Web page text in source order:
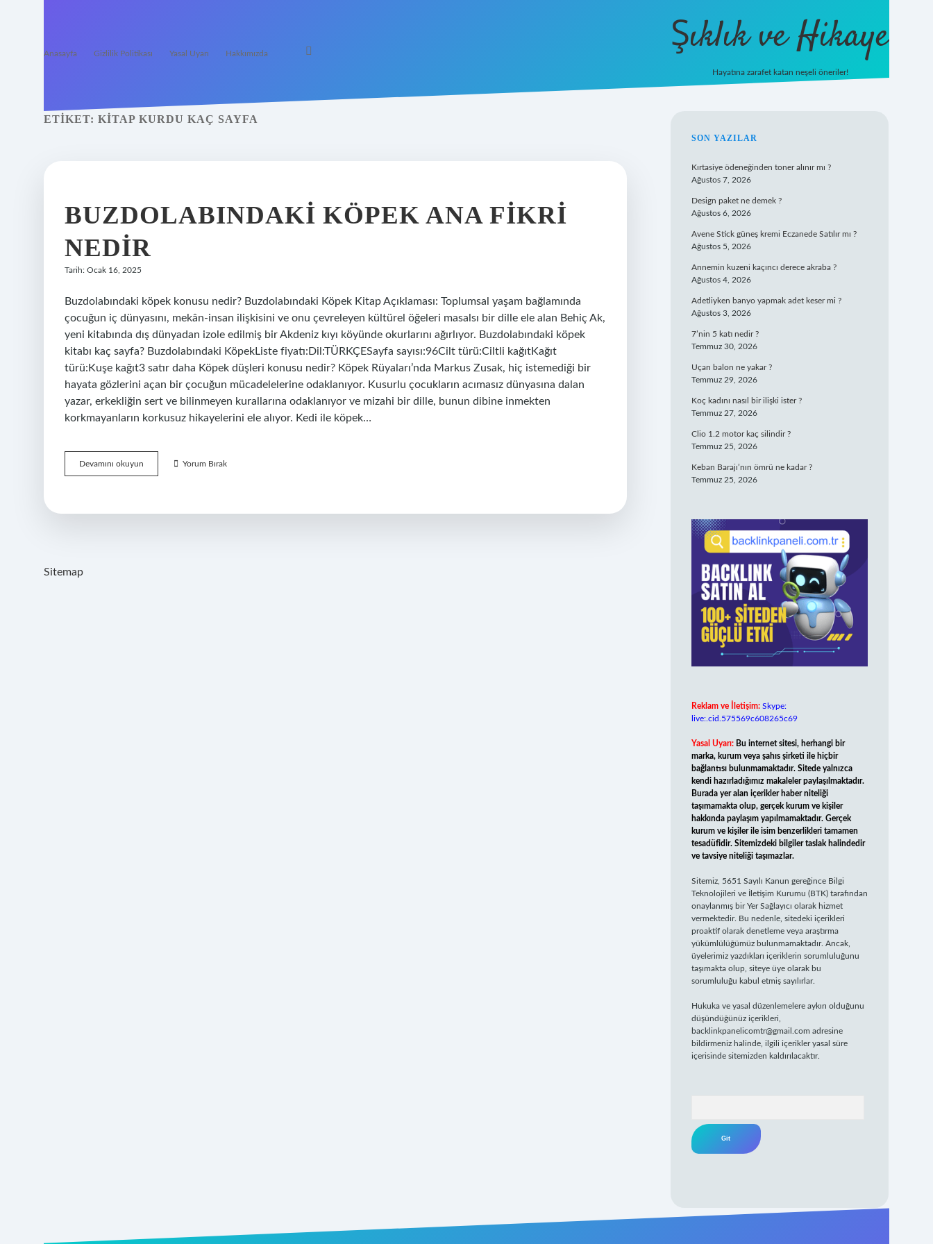
Anasayfa Gizlilik Politikası Yasal Uyarı Hakkımızda Şıklık ve Hikaye
Hayatına zarafet katan neşeli öneriler!
ETIKET: KITAP KURDU KAÇ SAYFA
BUZDOLABINDAKI KÖPEK ANA FIKRI
NEDIR
Tarih: Ocak 16, 2025
Buzdolabındaki köpek konusu nedir? Buzdolabındaki Köpek Kitap Açıklaması: Toplumsal yaşam bağlamında
çocuğun iç dünyasını, mekân-insan ilişkisini ve onu çevreleyen kültürel öğeleri masalsı bir dille ele alan Behiç Ak,
yeni kitabında dış dünyadan izole edilmiş bir Akdeniz kıyı köyünde okurlarını ağırlıyor. Buzdolabındaki köpek
kitabı kaç sayfa? Buzdolabındaki KöpekListe fiyatı:Dil:TÜRKÇESayfa sayısı:96Cilt türü:Ciltli kağıtKağıt
türü:Kuşe kağıt3 satır daha Köpek düşleri konusu nedir? Köpek Rüyaları’nda Markus Zusak, hiç istemediği bir
hayata gözlerini açan bir çocuğun mücadelelerine odaklanıyor. Kusurlu çocukların acımasız dünyasına dalan
yazar, erkekliğin sert ve bilinmeyen kurallarına odaklanıyor ve mizahi bir dille, bunun dibine inmekten
korkmayanların korkusuz hikayelerini ele alıyor. Kedi ile köpek…
Devamını okuyun Buzdolabındaki
Köpek
Nedir
Yorum Bırak
Sitemap
SIDEBAR
SON YAZILAR
Kırtasiye ödeneğinden toner alınır mı ?
Ağustos 7, 2026
Design paket ne demek ?
Ağustos 6, 2026
Avene Stick güneş kremi Eczanede Satılır mı ?
Ağustos 5, 2026
Annemin kuzeni kaçıncı derece akraba ?
Ağustos 4, 2026
Adetliyken banyo yapmak adet keser mi ?
Ağustos 3, 2026
7’nin 5 katı nedir ?
Temmuz 30, 2026
Uçan balon ne yakar ?
Temmuz 29, 2026
Koç kadını nasıl bir ilişki ister ?
Temmuz 27, 2026
Clio 1.2 motor kaç silindir ?
Temmuz 25, 2026
Keban Barajı’nın ömrü ne kadar ?
Temmuz 25, 2026
Reklam ve İletişim: Skype:
live:.cid.575569c608265c69
Yasal Uyarı: Bu internet sitesi, herhangi bir
marka, kurum veya şahıs şirketi ile hiçbir
bağlantısı bulunmamaktadır. Sitede yalnızca
kendi hazırladığımız makaleler paylaşılmaktadır.
Burada yer alan içerikler haber niteliği
taşımamakta olup, gerçek kurum ve kişiler
hakkında paylaşım yapılmamaktadır. Gerçek
kurum ve kişiler ile isim benzerlikleri tamamen
tesadüfidir. Sitemizdeki bilgiler taslak halindedir
ve tavsiye niteliği taşımazlar.
Sitemiz, 5651 Sayılı Kanun gereğince Bilgi
Teknolojileri ve İletişim Kurumu (BTK) tarafından
onaylanmış bir Yer Sağlayıcı olarak hizmet
vermektedir. Bu nedenle, sitedeki içerikleri
proaktif olarak denetleme veya araştırma
yükümlülüğümüz bulunmamaktadır. Ancak,
üyelerimiz yazdıkları içeriklerin sorumluluğunu
taşımakta olup, siteye üye olarak bu
sorumluluğu kabul etmiş sayılırlar.
Hukuka ve yasal düzenlemelere aykırı olduğunu
düşündüğünüz içerikleri,
backlinkpanelicomtr@gmail.com adresine
bildirmeniz halinde, ilgili içerikler yasal süre
içerisinde sitemizden kaldırılacaktır.